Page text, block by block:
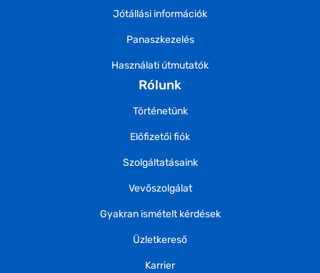
Jótállási információk
Panaszkezelés
Használati útmutatók
Rólunk
Történetünk
Előfizetői fiók
Szolgáltatásaink
Vevőszolgálat
Gyakran ismételt kérdések
Üzletkereső
Karrier